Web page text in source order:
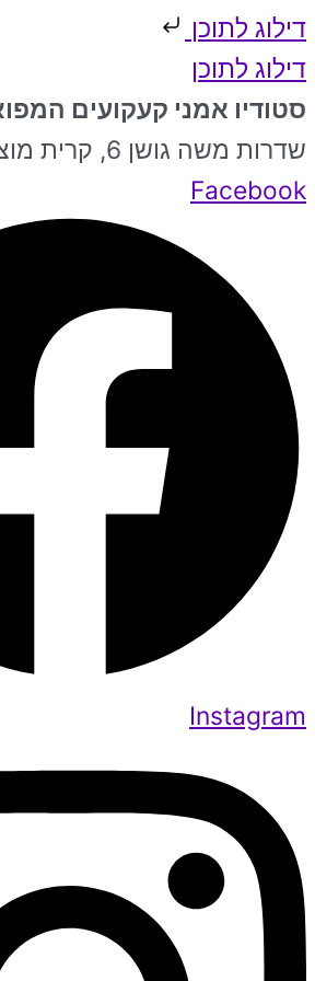
דילוג לתוכן
דילוג לתוכן
סטודיו אמני קעקועים
שדרות משה גושן 6, קרית מוצקין
Facebook
Instagram